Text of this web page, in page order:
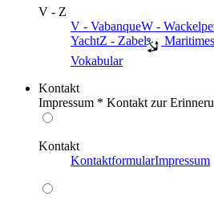
V - Z
V - VabanqueW -
YachtZ - Zabel
Vokabular
Kontakt
Impressum * Kontakt zur
Kontakt
KontaktformularImpressum